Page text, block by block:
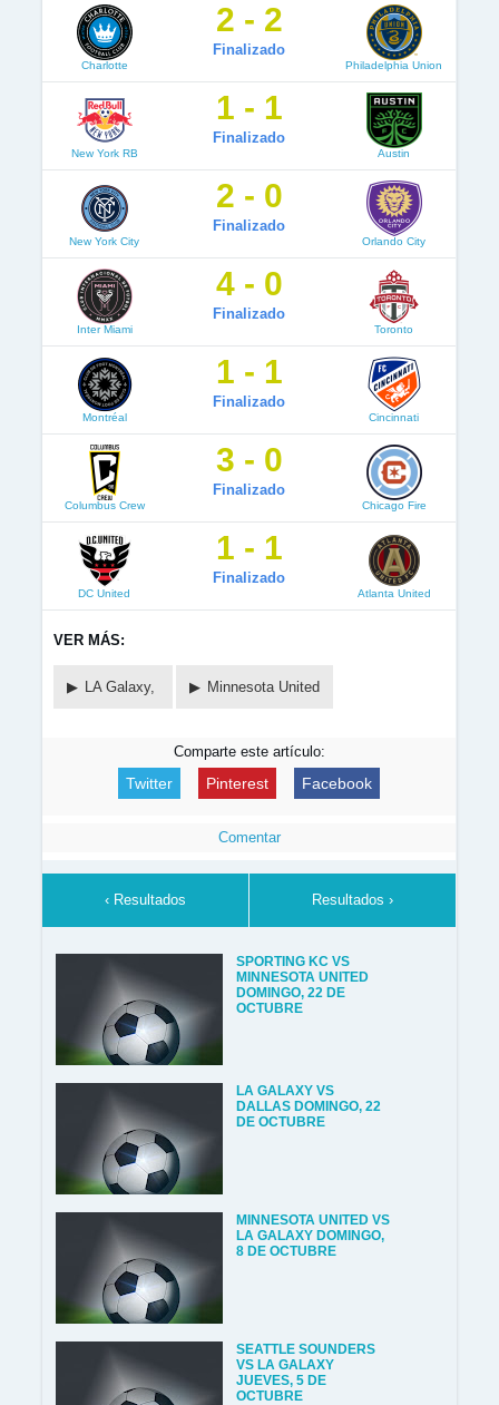
Charlotte
2 - 2
Finalizado
Philadelphia Union
New York RB
1 - 1
Finalizado
Austin
New York City
2 - 0
Finalizado
Orlando City
Inter Miami
4 - 0
Finalizado
Toronto
Montréal
1 - 1
Finalizado
Cincinnati
Columbus Crew
3 - 0
Finalizado
Chicago Fire
DC United
1 - 1
Finalizado
Atlanta United
VER MÁS:
LA Galaxy, Minnesota United
Comparte este artículo:
Twitter Pinterest Facebook
Comentar
‹ Resultados Resultados ›
SPORTING KC VS
MINNESOTA UNITED
DOMINGO, 22 DE
OCTUBRE
LA GALAXY VS
DALLAS DOMINGO, 22
DE OCTUBRE
MINNESOTA UNITED VS
LA GALAXY DOMINGO,
8 DE OCTUBRE
SEATTLE SOUNDERS
VS LA GALAXY
JUEVES, 5 DE
OCTUBRE